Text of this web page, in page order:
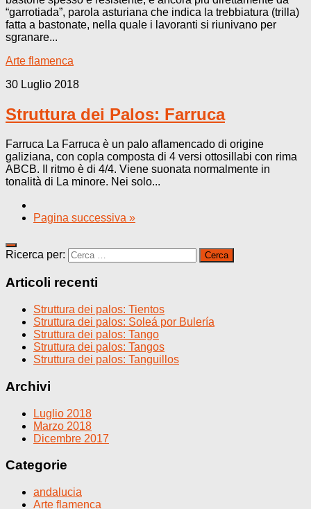
“garrotiada”, parola asturiana che indica la trebbiatura (trilla)
fatta a bastonate, nella quale i lavoranti si riunivano per
sgranare...
Arte flamenca
30 Luglio 2018
Struttura dei Palos: Farruca
Farruca La Farruca è un palo aflamencado di origine
galiziana, con copla composta di 4 versi ottosillabi con rima
ABCB. Il ritmo è di 4/4. Viene suonata normalmente in
tonalità di La minore. Nei solo...
Pagina successiva »
Ricerca per:
Articoli recenti
Struttura dei palos: Tientos
Struttura dei palos: Soleá por Bulería
Struttura dei palos: Tango
Struttura dei palos: Tangos
Struttura dei palos: Tanguillos
Archivi
Luglio 2018
Marzo 2018
Dicembre 2017
Categorie
andalucia
Arte flamenca